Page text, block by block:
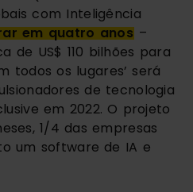
com Inteligência
em quatro anos –
de US$ 110 bilhões para
todos os lugares’ será
de tecnologia
em 2022. O projeto
1/4 das empresas
um software de IA e